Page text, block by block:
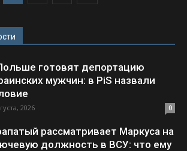
готовят депортацию
мужчин: в PiS назвали
2026 0
рассматривает Маркуса на
должность в ВСУ: что ему